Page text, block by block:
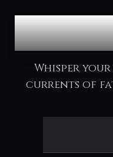
Whisper
currents of